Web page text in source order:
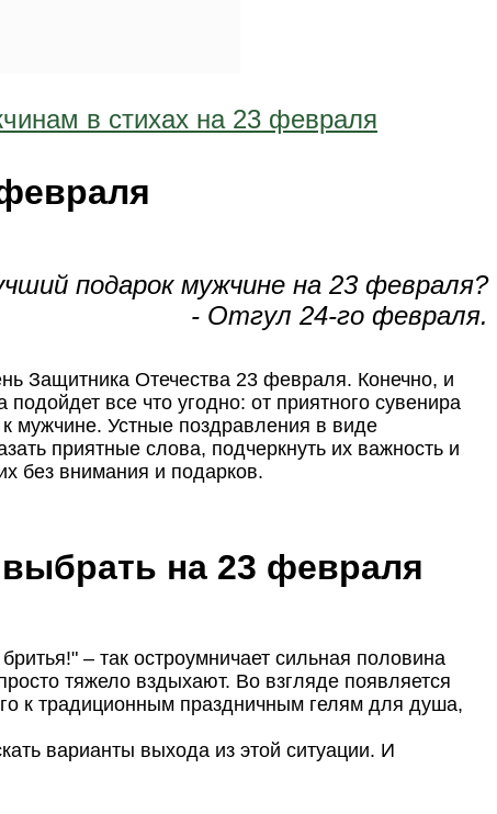
в стихах на 23 февраля
подарок мужчине на 23 февраля?
- Отгул 24-го февраля.
Защитника Отечества 23 февраля. Конечно, и
все что угодно: от приятного сувенира
мужчине. Устные поздравления в виде
приятные слова, подчеркнуть их важность и
без внимания и подарков.
на 23 февраля
– так остроумничает сильная половина
тяжело вздыхают. Во взгляде появляется
к традиционным праздничным гелям для душа,
варианты выхода из этой ситуации. И